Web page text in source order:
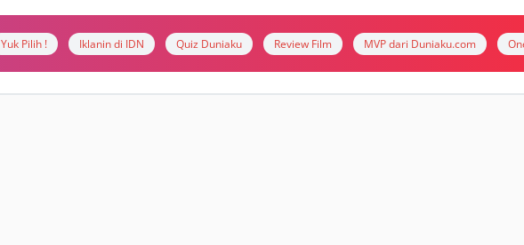
Yuk Pilih ! Iklanin di IDN Quiz Duniaku Review Film MVP dari Duniaku.com